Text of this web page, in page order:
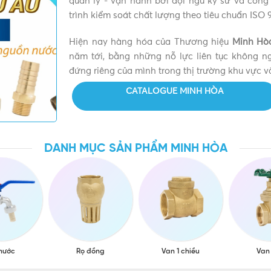
vực sản xuất các phụ kiện như van vòi, đồng hồ nước,…
tiết của sản phẩm, giúp cho dòng nước được luân
được hầu hết các áp lực nước từ thấp đến nhỏ. Sản
đại đảm bảo cho khả năng làm việc hiệu quả cũng như
đồng nguyên chất và chạy ren ở 2 đầu ống, bộ phận ren có
76 DN65 | Chính hãng Minh Hòa Chính
trình kiểm soát chất lượng theo tiêu chuẩn ISO
Hiện nay hàng hóa của Thương hiệu Minh
năm tới, bằng những nỗ lực liên tục không
đứng riêng của mình trong thị trường khu vực
CATALOGUE MINH HÒA
DANH MỤC SẢN PHẨM MINH HÒA
Rọ đồng Van 1 chiều